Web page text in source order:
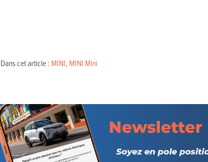
Dans cet article : MINI, MINI Mini